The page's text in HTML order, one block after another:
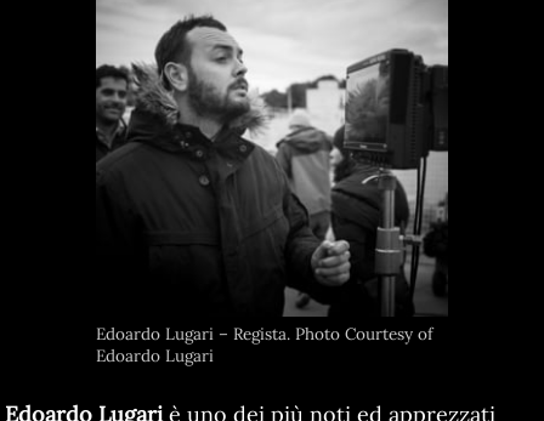
Edoardo Lugari – Regista. Photo Courtesy of
Edoardo Lugari
Edoardo Lugariè uno dei più noti ed apprezzati